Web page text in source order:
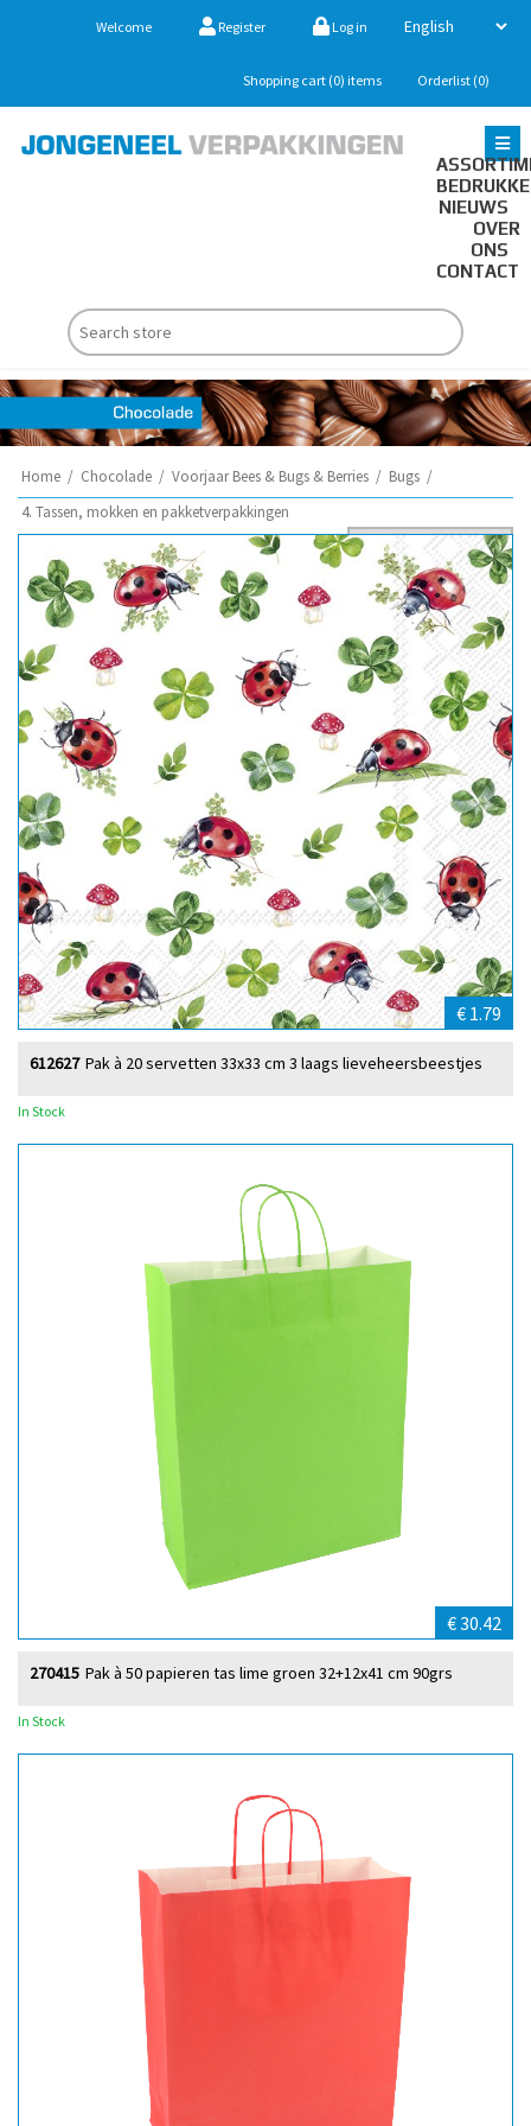
Welcome Register Log in
Shopping cart (0) items Orderlist (0)
NIEUWS
OVER
ONS
CONTACT
Home / Chocolade / Voorjaar Bees & Bugs & Berries / Bugs /
4. Tassen, mokken en pakketverpakkingen
Sort by
€ 1.79
Pak à 20 servetten 33x33 cm 3 laags lieveheersbeestjes
612627
In Stock
€ 30.42
Pak à 50 papieren tas lime groen 32+12x41 cm 90grs
270415
In Stock